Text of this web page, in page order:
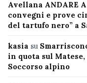
Avellana ANDARE A
convegni e prove
del tartufo nero” a
kasia su
in quota sul
Soccorso alpino